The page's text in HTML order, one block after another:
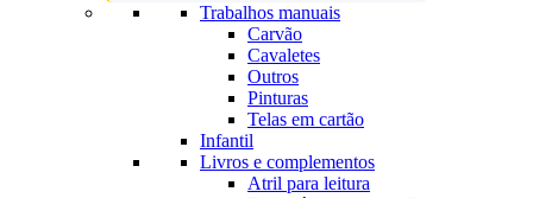
Trabalhos manuais
Carvão
Cavaletes
Outros
Pinturas
Telas em cartão
Infantil
Livros e complementos
Atril para leitura